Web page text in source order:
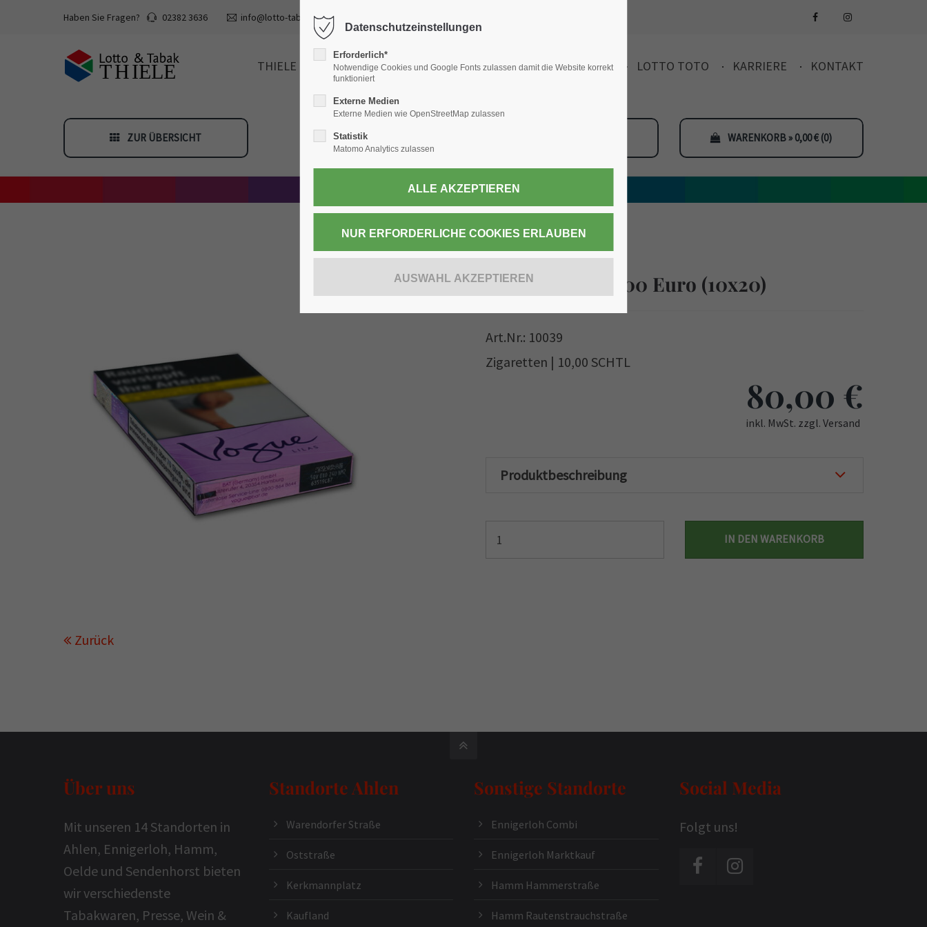
Haben Sie Fragen? 02382 3636 info@lotto-tabak-thiele.de
THIELE TABAK PRESSE WEIN & SPIRITUOSEN POST LOTTO TOTO KARRIERE KONTAKT
ZUR ÜBERSICHT WARENKORB » 0,00€(0)
VOGUE Lilas 8,00 Euro (10x20)
Art.Nr.: 10039
Zigaretten | 10,00 SCHTL
80,00 €
inkl. MwSt. zzgl. Versand
Produktbeschreibung
Zurück
Über uns
Mit unseren 14 Standorten in
Ahlen, Ennigerloh, Hamm,
Oelde und Sendenhorst bieten
wir verschiedenste
Tabakwaren, Presse, Wein &
Standorte Ahlen
Warendorfer Straße
Oststraße
Kerkmannplatz
Kaufland
Sonstige Standorte
Ennigerloh Combi
Ennigerloh Marktkauf
Hamm Hammerstraße
Hamm Rautenstrauchstraße
Social Media
Folgt uns!
Datenschutzeinstellungen
Erforderlich*
Notwendige Cookies und Google Fonts zulassen damit die Website korrekt
funktioniert
Externe Medien
Externe Medien wie OpenStreetMap zulassen
Statistik
Matomo Analytics zulassen